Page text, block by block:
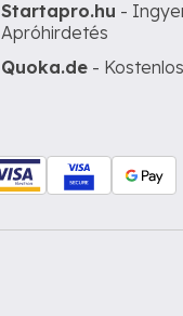
Startapro.hu -
Apróhirdetés
Quoka.de -